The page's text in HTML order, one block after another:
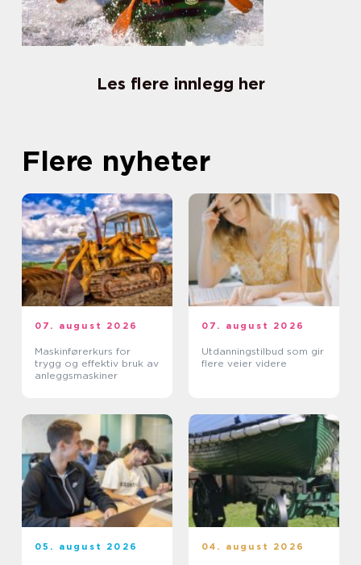
Les flere innlegg her
Flere nyheter
07. august 2026
Maskinførerkurs for
trygg og effektiv bruk av
anleggsmaskiner
07. august 2026
Utdanningstilbud som gir
flere veier videre
05. august 2026 04. august 2026